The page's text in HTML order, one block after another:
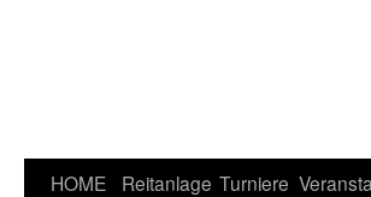
HOME Reitanlage Turniere